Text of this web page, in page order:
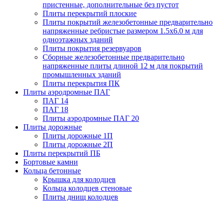
пристенные, дополнительные без пустот
Плиты перекрытий плоские
Плиты покрытий железобетонные предварительно
напряженные ребристые размером 1.5х6.0 м для
одноэтажных зданий
Плиты покрытия резервуаров
Сборные железобетонные предварительно
напряженные плиты длиной 12 м для покрытий
промышленных зданий
Плиты перекрытия ПК
Плиты аэродромные ПАГ
ПАГ 14
ПАГ 18
Плиты аэродромные ПАГ 20
Плиты дорожные
Плиты дорожные 1П
Плиты дорожные 2П
Плиты перекрытий ПБ
Бортовые камни
Кольца бетонные
Крышка для колодцев
Кольца колодцев стеновые
Плиты днищ колодцев